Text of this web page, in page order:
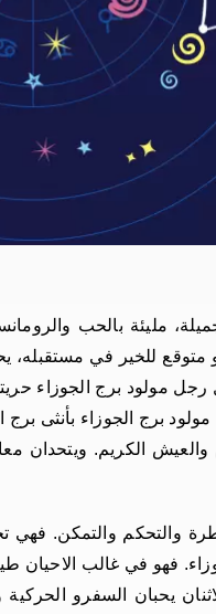
مليئة بالحب
للخير في مستقبله،
مولود برج الجوزاء
مولود برج الجوزاء بأنثى
والعيش الكريم. ويتحدان
والتحكم والتمكن.
فهو في غالب
يحبان السفرو